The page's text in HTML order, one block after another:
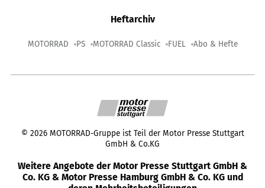
Heftarchiv
MOTORRAD PS MOTORRAD Classic FUEL Abo & Hefte
© 2026 MOTORRAD-Gruppe ist Teil der Motor Presse Stuttgart
GmbH & Co.KG
Weitere Angebote der Motor Presse Stuttgart GmbH &
Co. KG & Motor Presse Hamburg GmbH & Co. KG und